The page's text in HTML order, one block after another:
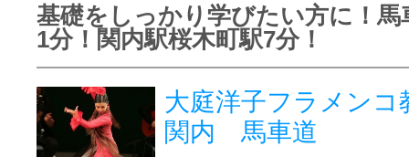
グッドスク
掲載のお問
基礎をしっかり学びたい方に！馬
1分！関内駅桜木町駅7分！
大庭洋子フラメン
関内 馬車道